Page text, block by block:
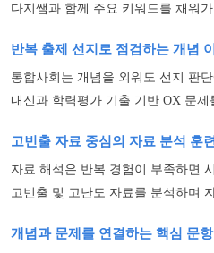
다지쌤과 함께 주요 키워드를 채워
반복 출제 선지로 점검하는 개념
통합사회는 개념을 외워도 선지 판
내신과 학력평가 기출 기반 OX 문
고빈출 자료 중심의 자료 분석 훈련
자료 해석은 반복 경험이 부족하면
고빈출 및 고난도 자료를 분석하며
개념과 문제를 연결하는 핵심 문